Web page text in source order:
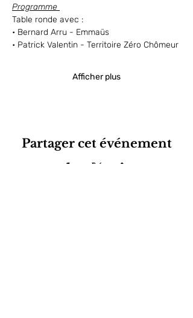
Programme
Table ronde avec :
• Bernard Arru - Emmaüs
• Patrick Valentin - Territoire Zéro Chômeur
Afficher plus
Partager cet événement